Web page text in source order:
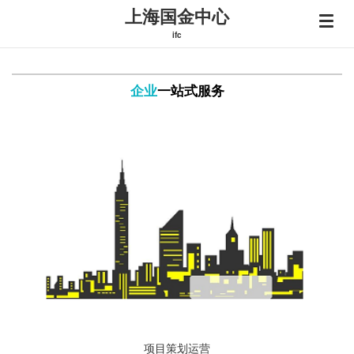
上海国金中心
ifc
企业一站式服务
项目策划运营